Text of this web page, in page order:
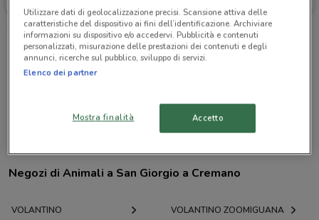
Le offerte di Animali più cercate
Bocconcini
Trasportino gatto
Acquario
Negozi di Animali a San Giorgio a Cremano
VOLANTINO
VOLANTINO ZOOMIGUANA
Utilizzare dati di geolocalizzazione precisi. Scansione attiva delle
caratteristiche del dispositivo ai fini dell’identificazione. Archiviare
informazioni su dispositivo e/o accedervi. Pubblicità e contenuti
personalizzati, misurazione delle prestazioni dei contenuti e degli
annunci, ricerche sul pubblico, sviluppo di servizi.
Elenco dei partner
Mostra finalità Accetto